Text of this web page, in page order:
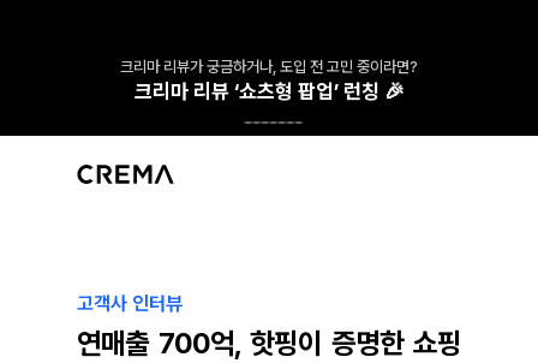
크리마 리뷰가 궁금하거나, 도입 전 고민 중이라면?
크리마 리뷰 ‘쇼츠형 팝업’ 런칭 🎉
고객사 인터뷰
연매출 700억, 핫핑이 증명한 쇼핑